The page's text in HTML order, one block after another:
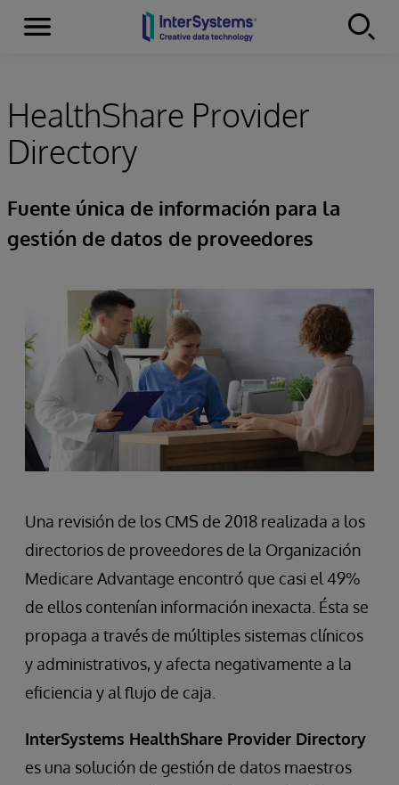
Skip to content
Secciones
HealthShare Provider
Directory
Fuente única de información para la
gestión de datos de proveedores
Una revisión de los CMS de 2018 realizada a los
directorios de proveedores de la Organización
Medicare Advantage encontró que casi el 49%
de ellos contenían información inexacta. Ésta se
propaga a través de múltiples sistemas clínicos
y administrativos, y afecta negativamente a la
eficiencia y al flujo de caja.
InterSystems HealthShare Provider Directory
es una solución de gestión de datos maestros